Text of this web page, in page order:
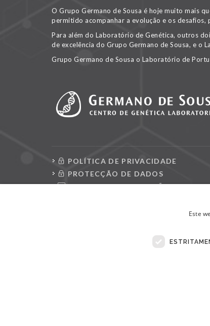
O Grupo Germano de Sousa é hoje muito mais
permitido acompanhar a evolução e os
Para além do Laboratório de Genética, outros
de excelência do Grupo Germano de Sousa, e o
Grupo Germano de Sousa o Laboratório de
POLÍTICA DE PRIVACIDADE
PROTECÇÃO DE DADOS
CONSULTAR REQUISIÇÕES
Este